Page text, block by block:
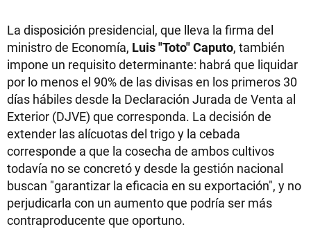
La disposición presidencial, que lleva la firma del
ministro de Economía, Luis "Toto" Caputo, también
impone un requisito determinante: habrá que liquidar
por lo menos el 90% de las divisas en los primeros 30
días hábiles desde la Declaración Jurada de Venta al
Exterior (DJVE) que corresponda. La decisión de
extender las alícuotas del trigo y la cebada
corresponde a que la cosecha de ambos cultivos
todavía no se concretó y desde la gestión nacional
buscan "garantizar la eficacia en su exportación", y no
perjudicarla con un aumento que podría ser más
contraproducente que oportuno.